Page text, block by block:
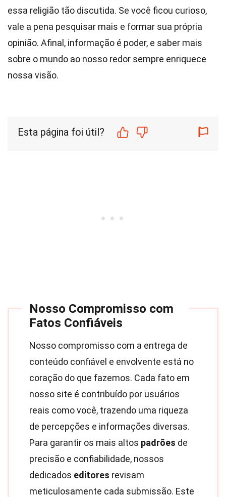
essa religião tão discutida. Se você ficou curioso,
vale a pena pesquisar mais e formar sua própria
opinião. Afinal, informação é poder, e saber mais
sobre o mundo ao nosso redor sempre enriquece
nossa visão.
Esta página foi útil?
Nosso Compromisso com
Fatos Confiáveis
Nosso compromisso com a entrega de
conteúdo confiável e envolvente está no
coração do que fazemos. Cada fato em
nosso site é contribuído por usuários
reais como você, trazendo uma riqueza
de percepções e informações diversas.
Para garantir os mais altos padrões de
precisão e confiabilidade, nossos
dedicados editores revisam
meticulosamente cada submissão. Este